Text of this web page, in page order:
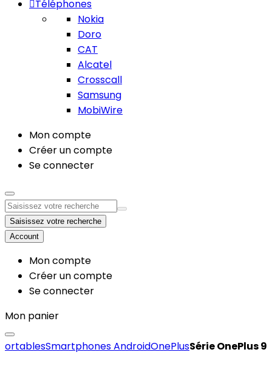
Téléphones
Nokia
Doro
CAT
Alcatel
Crosscall
Samsung
MobiWire
Mon compte
Créer un compte
Se connecter
Saisissez votre recherche
Account
Mon compte
Créer un compte
Se connecter
Mon panier
Smartphones AndroidOnePlusSérie OnePlus 9